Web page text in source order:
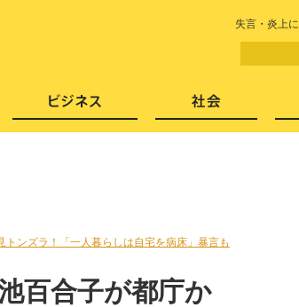
失言・炎上
ンズラ！「一人暮らしは自宅を病床」暴言も
百合子が都庁か
能・エンタメ スキャンダル